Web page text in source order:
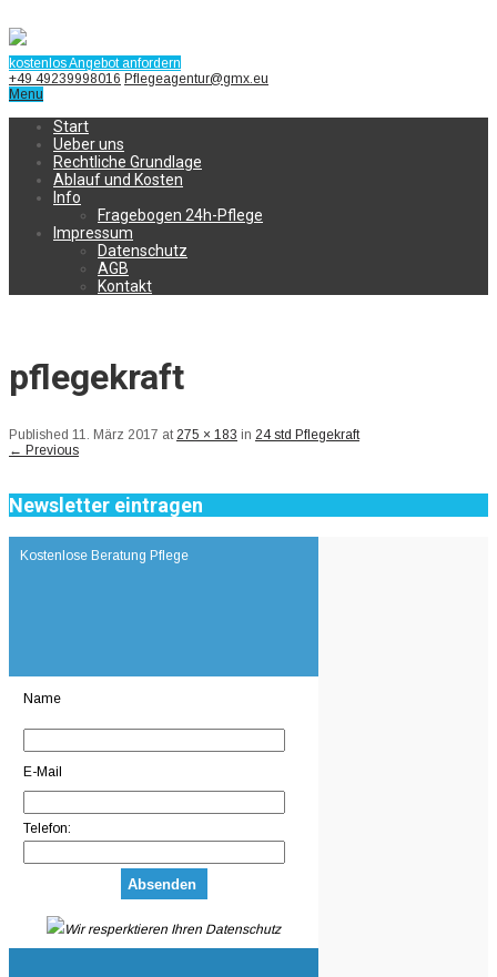
kostenlos Angebot anfordern
+49 49239998016 Pflegeagentur@gmx.eu
Menu
Start
Ueber uns
Rechtliche Grundlage
Ablauf und Kosten
Info
Fragebogen 24h-Pflege
Impressum
Datenschutz
AGB
Kontakt
pflegekraft
Published 11. März 2017 at275 × 183 in 24 std Pflegekraft
← Previous
Newsletter eintragen
Kostenlose Beratung Pflege
Name
E-Mail
Telefon:
Wir resperktieren Ihren Datenschutz